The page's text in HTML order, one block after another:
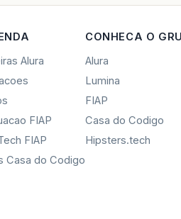
Alura
FIAP
FIAP
Casa do Codigo
CONHECA O
Alura
Lumina
FIAP
Casa do Codigo
Hipsters.tech